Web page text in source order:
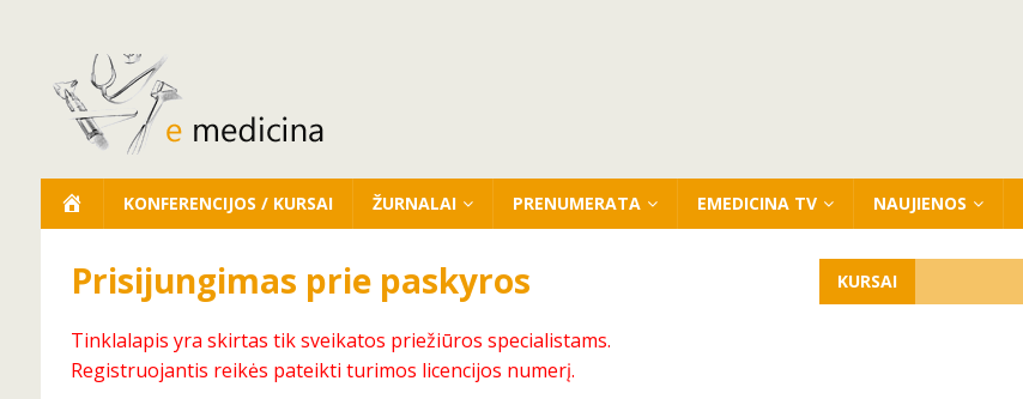
KONFERENCIJOS / KURSAI ŽURNALAI PRENUMERATA EMEDICINA TV NAUJIENOS
Prisijungimas prie paskyros
Tinklalapis yra skirtas tik sveikatos priežiūros specialistams.
Registruojantis reikės pateikti turimos licencijos numerį.
KURSAI